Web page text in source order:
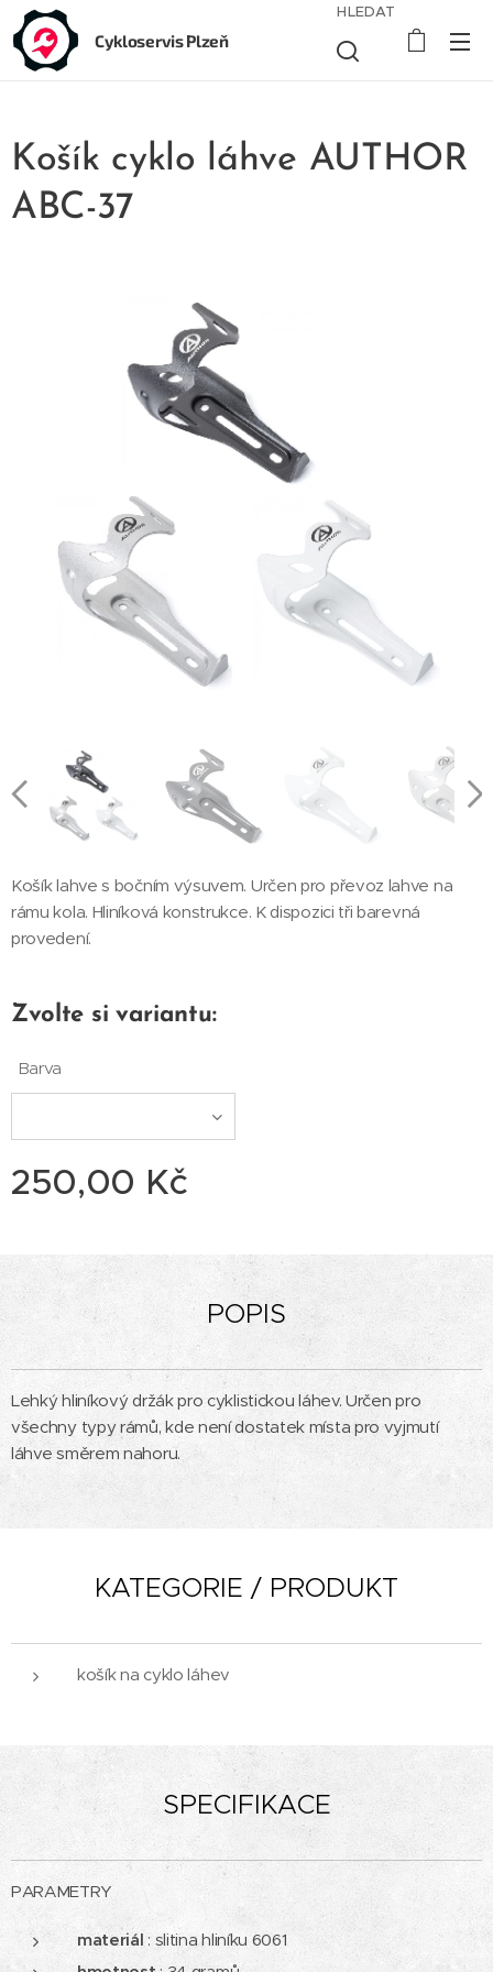
Cykloservis Plzeň
HLEDAT
Košík cyklo láhve AUTHOR
ABC-37
Košík AUTHOR ABC-37 černý
Košík AUTHOR ABC-37 bílý
Košík AUTHOR ABC-37 stříbrný
Košík lahve s bočním výsuvem. Určen pro převoz lahve na
rámu kola. Hliníková konstrukce. K dispozici tři barevná
provedení.
Zvolte si variantu:
Barva
250,00 Kč
POPIS
Lehký hliníkový držák pro cyklistickou láhev. Určen pro
všechny typy rámů, kde není dostatek místa pro vyjmutí
láhve směrem nahoru.
KATEGORIE / PRODUKT
košík na cyklo láhev
SPECIFIKACE
PARAMETRY
materiál : slitina hliníku 6061